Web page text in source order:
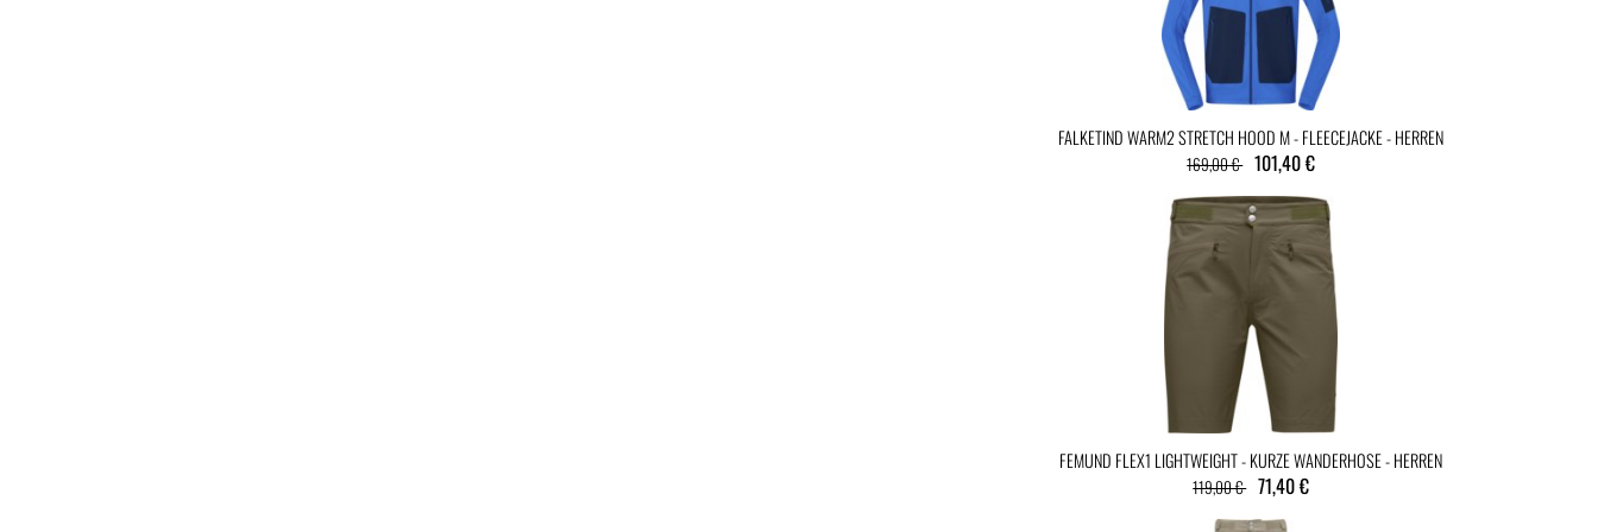
FALKETIND WARM2 STRETCH HOOD M - FLEECEJACKE - HERREN
169,00 € 101,40 €
FEMUND FLEX1 LIGHTWEIGHT - KURZE WANDERHOSE - HERREN
119,00 € 71,40 €